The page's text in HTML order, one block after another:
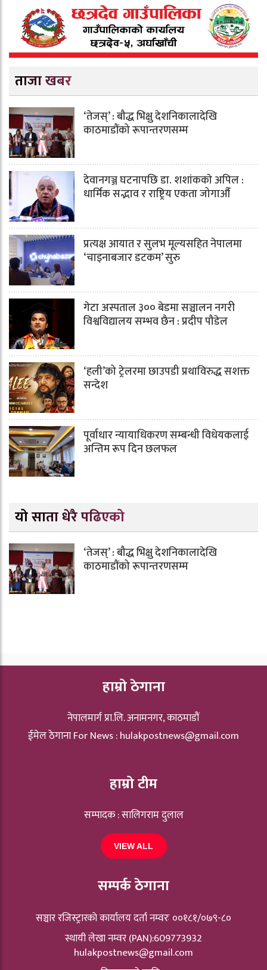
ताजा खबर
‘तेजस्’ : बौद्ध भिक्षु देशनिकालादेखि
काठमाडौंको रूपान्तरणसम्म
देवानगञ्ज घटनापछि डा. शशांककाे अपिल :
धार्मिक सद्भाव र राष्ट्रिय एकता जोगाऔँ
प्रत्यक्ष आयात र सुलभ मूल्यसहित नेपालमा
‘चाइनाबजार डटकम’ सुरु
गेटा अस्पताल ३०० बेडमा सञ्चालन नगरी
विश्वविद्यालय सम्भव छैन : प्रदीप पौडेल
‘हली’को ट्रेलरमा छाउपडी प्रथाविरुद्ध सशक्त
सन्देश
पूर्वाधार न्यायाधिकरण सम्बन्धी विधेयकलाई
अन्तिम रूप दिन छलफल
यो साता धेरै पढिएको
‘तेजस्’ : बौद्ध भिक्षु देशनिकालादेखि
काठमाडौंको रूपान्तरणसम्म
हाम्रो ठेगाना
नेपालमार्ग प्रा.लि. अनामनगर, काठमाडौं
ईमेल ठेगाना For News :hulakpostnews@gmail.com
हाम्रो टीम
सम्पादक : सालिगराम दुलाल
VIEW ALL
सम्पर्क ठेगाना
सञ्चार रजिस्ट्रारकाे कार्यालय दर्ता नम्वरः ००१८१/०७९-८०
स्थायी लेखा नम्वर (PAN):609773932
hulakpostnews@gmail.com